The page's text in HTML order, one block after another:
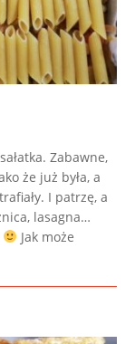
Zabawne,
że już była, a
I patrzę, a
lasagna…
Jak może